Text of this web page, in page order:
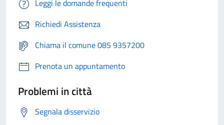
Leggi le domande frequenti
Richiedi Assistenza
Chiama il comune 085 9357200
Prenota un appuntamento
Problemi in città
Segnala disservizio